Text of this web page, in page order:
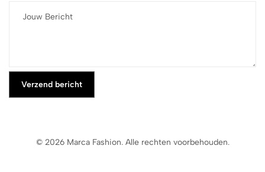
Verzend bericht
© 2026 Marca Fashion. Alle rechten voorbehouden.